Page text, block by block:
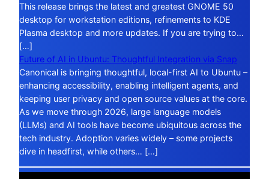
This release brings the latest and greatest GNOME 50
desktop for workstation editions, refinements to KDE
Plasma desktop and more updates. If you are trying to…
[…]
Future of AI in Ubuntu: Thoughtful Integration via Snap
Canonical is bringing thoughtful, local-first AI to Ubuntu –
enhancing accessibility, enabling intelligent agents, and
keeping user privacy and open source values at the core.
As we move through 2026, large language models
(LLMs) and AI tools have become ubiquitous across the
tech industry. Adoption varies widely – some projects
dive in headfirst, while others… […]